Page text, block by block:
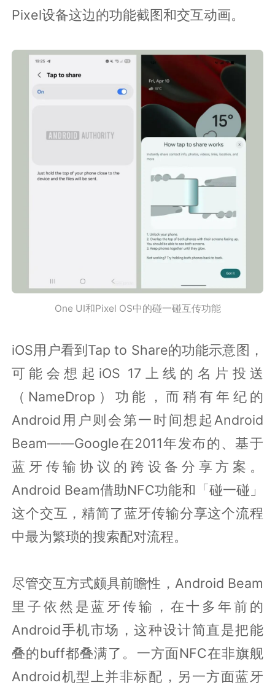
Pixel设备这边的功能截图和交互动画。
One UI和Pixel OS中的碰一碰互传功能
iOS用户看到Tap to Share的功能示意图，
可能会想起iOS 17上线的名片投送
（NameDrop）功能，而稍有年纪的
Android用户则会第一时间想起Android
Beam——Google在2011年发布的、基于
蓝牙传输协议的跨设备分享方案。
Android Beam借助NFC功能和「碰一碰」
这个交互，精简了蓝牙传输分享这个流程
中最为繁琐的搜索配对流程。
尽管交互方式颇具前瞻性，Android Beam
里子依然是蓝牙传输，在十多年前的
Android手机市场，这种设计简直是把能
叠的buff都叠满了。一方面NFC在非旗舰
Android机型上并非标配，另一方面蓝牙